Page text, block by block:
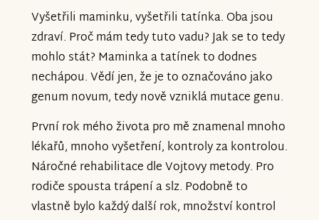
Vyšetřili maminku, vyšetřili tatínka. Oba jsou
zdraví. Proč mám tedy tuto vadu? Jak se to tedy
mohlo stát? Maminka a tatínek to dodnes
nechápou. Vědí jen, že je to označováno jako
genum novum, tedy nově vzniklá mutace genu.
První rok mého života pro mě znamenal mnoho
lékařů, mnoho vyšetření, kontroly za kontrolou.
Náročné rehabilitace dle Vojtovy metody. Pro
rodiče spousta trápení a slz. Podobně to
vlastně bylo každý další rok, množství kontrol